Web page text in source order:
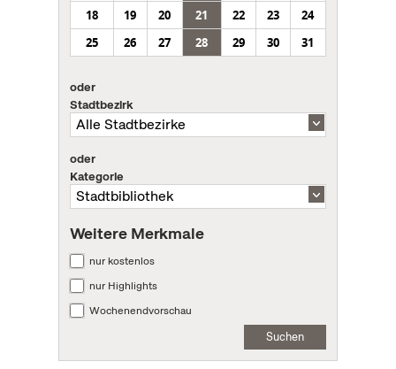
18
19 20 21 22 23
24
25
26 27 28 29 30 31
oder
Stadtbezirk
oder
Kategorie
Weitere Merkmale
nur kostenlos
nur Highlights
Wochenendvorschau
Suchen